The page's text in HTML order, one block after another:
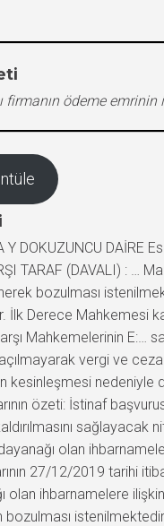
firmanın ödeme
Y DOKUZUNCU DAİRE
TARAF (DAVALI) : …
bozulması
İlk Derece Mahkemesi
Mahkemelerinin E:…
vergi ve
kesinleşmesi nedeniyle
özeti: İstinaf
olan
27/12/2019 tarihi
olan ihbarnamelere
bozulması